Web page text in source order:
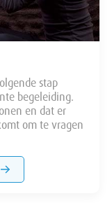
stap
begeleiding.
en dat er
om te vragen